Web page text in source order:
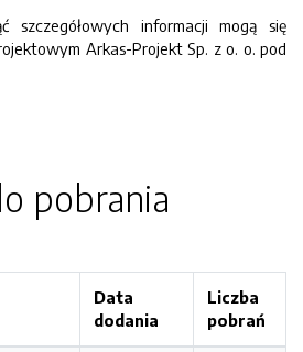
szczegółowych informacji mogą się
Arkas-Projekt Sp. z o. o. pod
pobrania
Data
dodania
Liczba
pobrań